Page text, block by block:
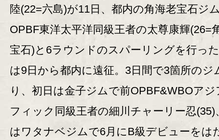
陸(22=六島)が11日、都内の角海老宝石ジ
OPBF東洋太平洋同級王者の太尊康輝(26=
宝石)と6ラウンドのスパーリングを行っ
は9日から都内に遠征。3日間で3箇所のジ
り、初日は金子ジムで前OPBF&WBOア
フィック同級王者の細川チャーリー忍(35)
はワタナベジムで6月にB級デビューをは